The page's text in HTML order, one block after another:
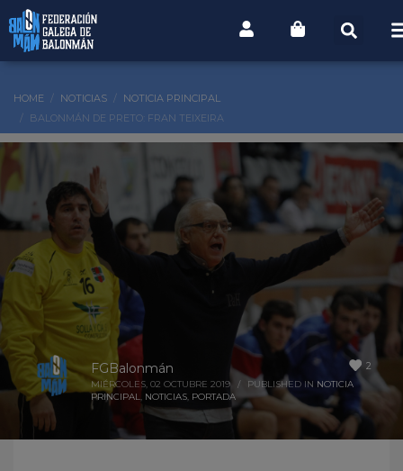
HOME NOTICIAS
NOTICIA PRINCIPAL
BALONMÁN DE PRETO: FRAN TEIXEIRA
2
FGBalonmán
MIÉRCOLES, 02 OCTUBRE 2019 / PUBLISHED IN NOTICIA
PRINCIPAL
NOTICIAS PORTADA